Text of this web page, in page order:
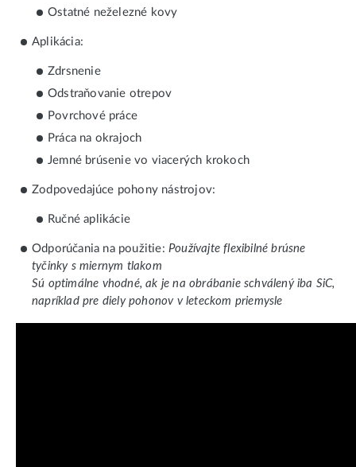
Ostatné neželezné kovy
Aplikácia:
Zdrsnenie
Odstraňovanie otrepov
Povrchové práce
Práca na okrajoch
Jemné brúsenie vo viacerých krokoch
Zodpovedajúce pohony nástrojov:
Ručné aplikácie
Odporúčania na použitie: Používajte flexibilné brúsne
tyčinky s miernym tlakom
Sú optimálne vhodné, ak je na obrábanie schválený iba SiC,
napríklad pre diely pohonov v leteckom priemysle